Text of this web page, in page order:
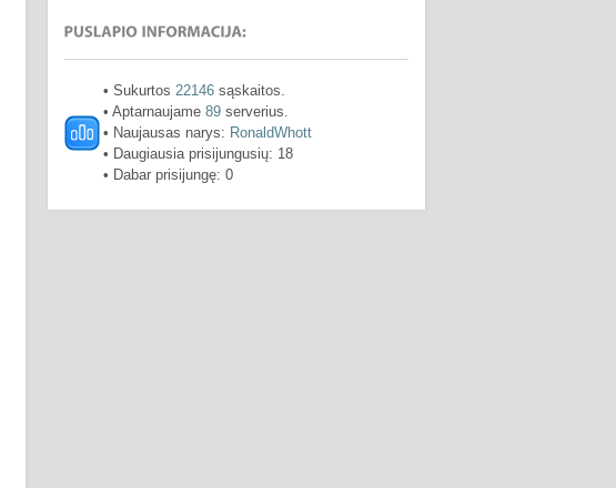
• Sukurtos 22146 sąskaitos.
• Aptarnaujame 89 serverius.
• Naujausas narys: RonaldWhott
• Daugiausia prisijungusių: 18
• Dabar prisijungę: 0